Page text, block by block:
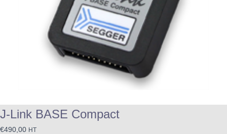
J-Link BASE Compact
€490,00 HT